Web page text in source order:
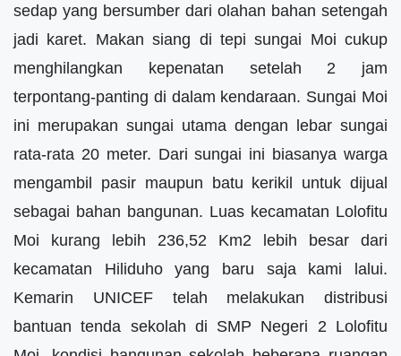
sedap yang bersumber dari olahan bahan setengah
jadi karet. Makan siang di tepi sungai Moi cukup
menghilangkan kepenatan setelah 2 jam
terpontang-panting di dalam kendaraan. Sungai Moi
ini merupakan sungai utama dengan lebar sungai
rata-rata 20 meter. Dari sungai ini biasanya warga
mengambil pasir maupun batu kerikil untuk dijual
sebagai bahan bangunan. Luas kecamatan Lolofitu
Moi kurang lebih 236,52 Km2 lebih besar dari
kecamatan Hiliduho yang baru saja kami lalui.
Kemarin UNICEF telah melakukan distribusi
bantuan tenda sekolah di SMP Negeri 2 Lolofitu